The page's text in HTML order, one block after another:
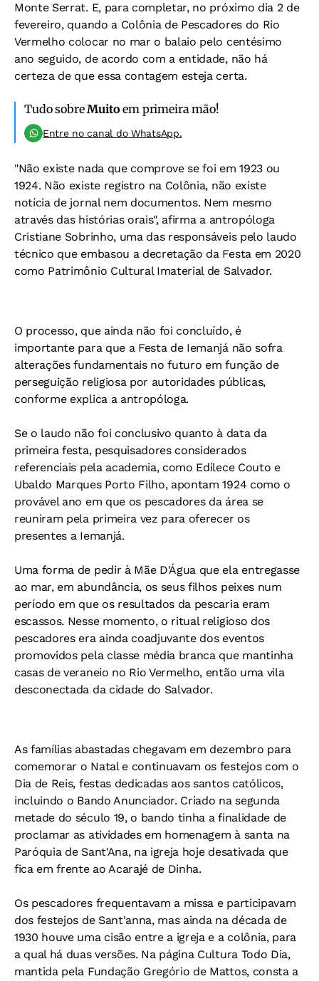
Monte Serrat. E, para completar, no próximo dia 2 de
fevereiro, quando a Colônia de Pescadores do Rio
Vermelho colocar no mar o balaio pelo centésimo
ano seguido, de acordo com a entidade, não há
certeza de que essa contagem esteja certa.
Tudo sobreMuito em primeira mão!
Entre no canal do WhatsApp.
"Não existe nada que comprove se foi em 1923 ou
1924. Não existe registro na Colônia, não existe
notícia de jornal nem documentos. Nem mesmo
através das histórias orais", afirma a antropóloga
Cristiane Sobrinho, uma das responsáveis pelo laudo
técnico que embasou a decretação da Festa em 2020
como Patrimônio Cultural Imaterial de Salvador.
O processo, que ainda não foi concluído, é
importante para que a Festa de Iemanjá não sofra
alterações fundamentais no futuro em função de
perseguição religiosa por autoridades públicas,
conforme explica a antropóloga.
Se o laudo não foi conclusivo quanto à data da
primeira festa, pesquisadores considerados
referenciais pela academia, como Edilece Couto e
Ubaldo Marques Porto Filho, apontam 1924 como o
provável ano em que os pescadores da área se
reuniram pela primeira vez para oferecer os
presentes a Iemanjá.
Uma forma de pedir à Mãe D'Água que ela entregasse
ao mar, em abundância, os seus filhos peixes num
período em que os resultados da pescaria eram
escassos. Nesse momento, o ritual religioso dos
pescadores era ainda coadjuvante dos eventos
promovidos pela classe média branca que mantinha
casas de veraneio no Rio Vermelho, então uma vila
desconectada da cidade do Salvador.
As famílias abastadas chegavam em dezembro para
comemorar o Natal e continuavam os festejos com o
Dia de Reis, festas dedicadas aos santos católicos,
incluindo o Bando Anunciador. Criado na segunda
metade do século 19, o bando tinha a finalidade de
proclamar as atividades em homenagem à santa na
Paróquia de Sant'Ana, na igreja hoje desativada que
fica em frente ao Acarajé de Dinha.
Os pescadores frequentavam a missa e participavam
dos festejos de Sant'anna, mas ainda na década de
1930 houve uma cisão entre a igreja e a colônia, para
a qual há duas versões. Na página Cultura Todo Dia,
mantida pela Fundação Gregório de Mattos, consta a